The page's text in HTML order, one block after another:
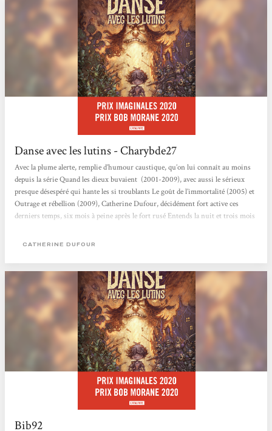
Danse avec les lutins - Charybde27
Avec la plume alerte, remplie d’humour caustique, qu’on lui connaît au moins
depuis la série Quand les dieux buvaient (2001-2009), avec aussi le sérieux
presque désespéré qui hante les si troublants Le goût de l’immortalité (2005) et
Outrage et rébellion (2009), Catherine Dufour, décidément fort active ces
derniers temps, six mois à peine après le fort rusé Entends la nuit et trois mois
excellent Danse avec les lutins, aux éditions L’Atalante. Admiratrice
CATHERINE DUFOUR
Bib92